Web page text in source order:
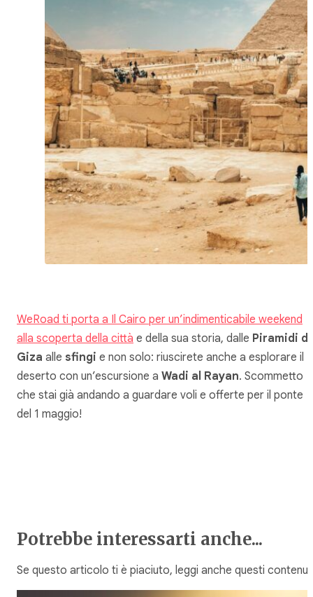
WeRoad ti porta a Il Cairo per un’indimenticabile weekend
alla scoperta della città e della sua storia, dalle Piramidi di
Giza alle sfingi e non solo: riuscirete anche a esplorare il
deserto con un’escursione a Wadi al Rayan. Scommetto
che stai già andando a guardare voli e offerte per il ponte
del 1 maggio!
Potrebbe interessarti anche...
Se questo articolo ti è piaciuto, leggi anche questi